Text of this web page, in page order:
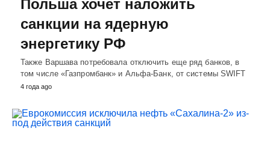
Польша хочет наложить
санкции на ядерную
энергетику РФ
Также Варшава потребовала отключить еще ряд банков, в
том числе «Газпромбанк» и Альфа-Банк, от системы SWIFT
4 года ago